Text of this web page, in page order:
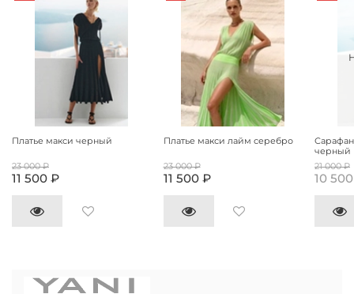
Платье макси черный
23 000 ₽
11 500 ₽
Платье макси лайм серебро
23 000 ₽
11 500 ₽
черный
21 000 ₽
10